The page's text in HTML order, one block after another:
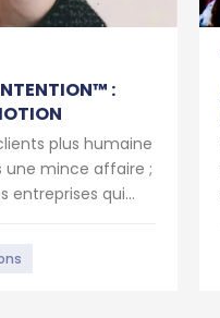
:
plus humaine
une mince affaire ;
entreprises qui...